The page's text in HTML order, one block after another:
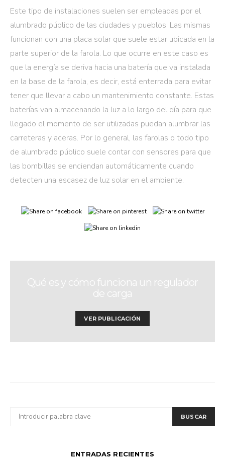
Este tipo de instalaciones suelen ser empleadas por el
alumbrado público de las ciudades y pueblos. Las mismas
funcionan con una placa solar que suele estar ubicada en la
parte superior de la farola. Lo que ocurre en este caso es
que la energía se deriva hacia una batería que va instalada
en la base de la farola, es decir, está enterrada para evitar
tener que llevar a cabo un mantenimiento constante. Estas
baterías van almacenando la luz a lo largo del día para que
llegado el momento de ser utilizadas puedan alumbrar las
carreteras y aceras. Por lo general, las farolas o todo tipo
de alumbrado público suele contar con sensores para que
las bombillas se enciendan automáticamente cuando
detecten una escasez de luz solar en el ambiente.
Qué es y cómo funciona un regulador
de carga
VER PUBLICACIÓN
POR:
BUSCAR
ENTRADAS RECIENTES